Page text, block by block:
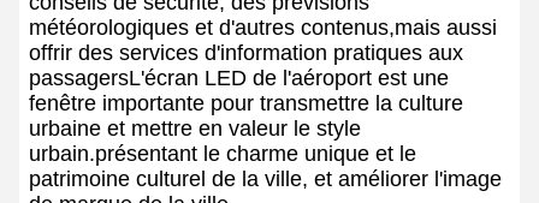
météorologiques et d'autres contenus,mais aussi
offrir des services d'information pratiques aux
passagersL'écran LED de l'aéroport est une
fenêtre importante pour transmettre la culture
urbaine et mettre en valeur le style
urbain.présentant le charme unique et le
patrimoine culturel de la ville, et améliorer l'image